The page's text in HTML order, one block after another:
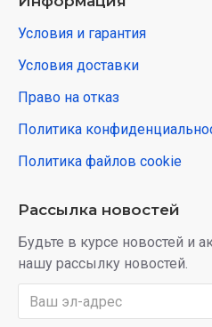
Условия и гарантия
Условия доставки
Право на отказ
Политика
Политика файлов cookie
Рассылка новостей
Будьте в курсе новостей и
нашу рассылку новостей.